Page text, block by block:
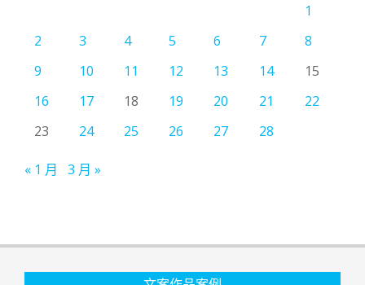
1
2
3 4 5 6 7
8
9
10 11 12 13 14
15
16
17 18 19 20 21
22
23
24 25 26 27 28
« 1 月 3 月 »